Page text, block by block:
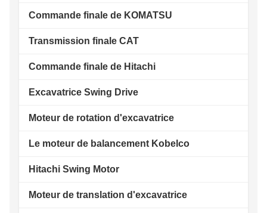
Commande finale de KOMATSU
Transmission finale CAT
Commande finale de Hitachi
Excavatrice Swing Drive
Moteur de rotation d'excavatrice
Le moteur de balancement Kobelco
Hitachi Swing Motor
Moteur de translation d'excavatrice